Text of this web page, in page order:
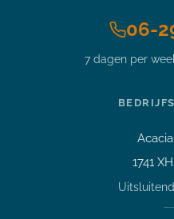
06-
7 dagen per
1741